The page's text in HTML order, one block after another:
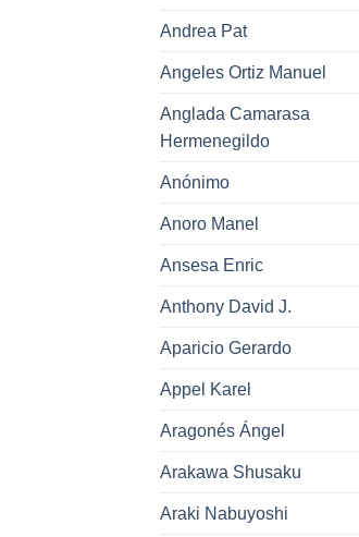
Andrea Pat
Angeles Ortiz Manuel
Anglada Camarasa
Hermenegildo
Anónimo
Anoro Manel
Ansesa Enric
Anthony David J.
Aparicio Gerardo
Appel Karel
Aragonés Ángel
Arakawa Shusaku
Araki Nabuyoshi